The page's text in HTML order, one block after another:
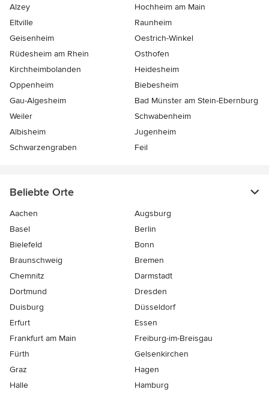
Alzey
Hochheim am Main
Eltville
Raunheim
Geisenheim
Oestrich-Winkel
Rüdesheim am Rhein
Osthofen
Kirchheimbolanden
Heidesheim
Oppenheim
Biebesheim
Gau-Algesheim
Bad Münster am Stein-Ebernburg
Weiler
Schwabenheim
Albisheim
Jugenheim
Schwarzengraben
Feil
Beliebte Orte
Aachen
Augsburg
Basel
Berlin
Bielefeld
Bonn
Braunschweig
Bremen
Chemnitz
Darmstadt
Dortmund
Dresden
Duisburg
Düsseldorf
Erfurt
Essen
Frankfurt am Main
Freiburg-im-Breisgau
Fürth
Gelsenkirchen
Graz
Hagen
Halle
Hamburg